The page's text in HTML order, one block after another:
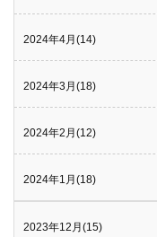
2024年4月(14)
2024年3月(18)
2024年2月(12)
2024年1月(18)
2023年12月(15)